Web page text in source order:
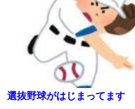
選抜野球がはじまってます